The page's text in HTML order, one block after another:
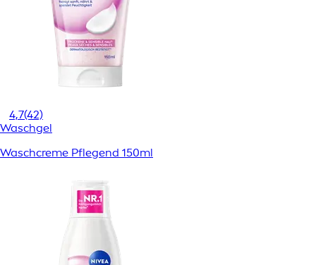
4,7(42)
Waschgel
Waschcreme Pflegend 150ml